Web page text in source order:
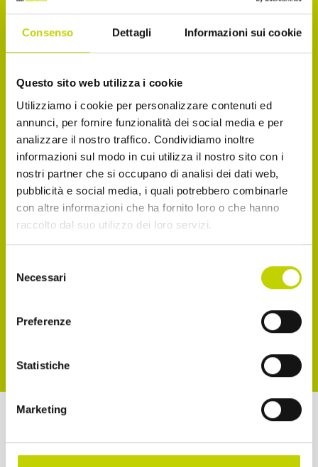
Consenso Dettagli Informazioni sui cookie
Questo sito web utilizza i cookie
Utilizziamo i cookie per personalizzare contenuti ed
annunci, per fornire funzionalità dei social media e per
analizzare il nostro traffico. Condividiamo inoltre
informazioni sul modo in cui utilizza il nostro sito con i
nostri partner che si occupano di analisi dei dati web,
pubblicità e social media, i quali potrebbero combinarle
con altre informazioni che ha fornito loro o che hanno
raccolto dal suo utilizzo dei loro servizi.
delNecessari
Preferenze
Statistiche
Marketing
dell’Economia per essere sempre informato sulle
novità e gli appuntamenti in agenda!
Email
Dichiaro di avere più di 14 anni
Accetto di ricevere comunicazioni, come
indicato nel punto 2.b dell'informativa ex art. 13
Reg. UE 2016/679
Accetto la normativa sulla privacy
a cura di